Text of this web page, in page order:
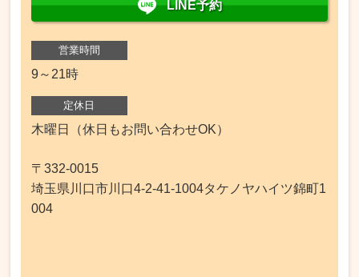
LINE予約
営業時間
9～21時
定休日
木曜日（休日もお問い合わせOK）
〒332-0015
埼玉県川口市川口4-2-41-1004タケノヤハイツ錦町1
004